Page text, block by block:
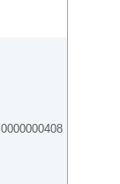
0000000408